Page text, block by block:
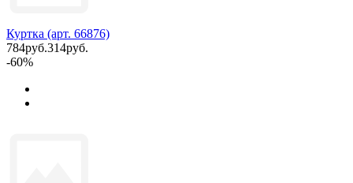
Куртка (арт. 66876)
784руб.314руб.
-60%